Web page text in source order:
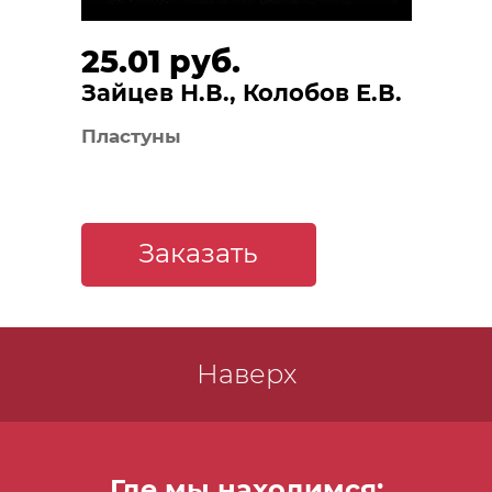
25.01 руб.
Зайцев Н.В., Колобов Е.В.
Пластуны
Заказать
Наверх